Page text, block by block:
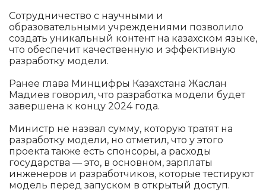
Сотрудничество с научными и
образовательными учреждениями позволило
создать уникальный контент на казахском языке,
что обеспечит качественную и эффективную
разработку модели.
Ранее глава Минцифры Казахстана Жаслан
Мадиев говорил, что разработка модели будет
завершена к концу 2024 года.
Министр не назвал сумму, которую тратят на
разработку модели, но отметил, что у этого
проекта также есть спонсоры, а расходы
государства — это, в основном, зарплаты
инженеров и разработчиков, которые тестируют
модель перед запуском в открытый доступ.